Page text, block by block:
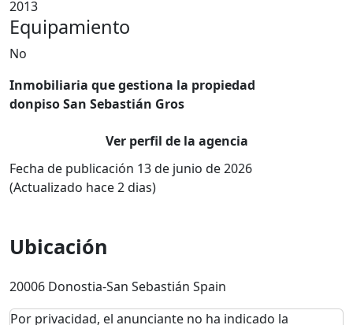
2013
Equipamiento
No
Inmobiliaria que gestiona la propiedad
donpiso San Sebastián Gros
Ver perfil de la agencia
Fecha de publicación 13 de junio de 2026
(Actualizado hace 2 dias)
Ubicación
20006 Donostia-San Sebastián Spain
Por privacidad, el anunciante no ha indicado la